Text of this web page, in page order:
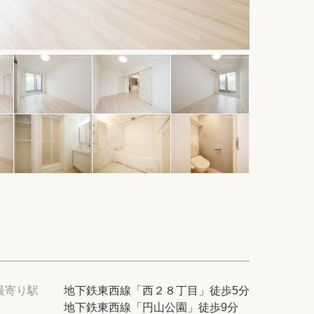
プロに探してもらう
modern classについて
寄り駅
地下鉄東西線「西２８丁目」徒歩5分
地下鉄東西線「円山公園」徒歩9分